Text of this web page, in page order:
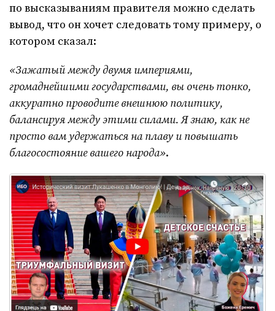
по высказываниям правителя можно сделать
вывод, что он хочет следовать тому примеру, о
котором сказал:
«Зажатый между двумя империями,
громаднейшими государствами, вы очень тонко,
аккуратно проводите внешнюю политику,
балансируя между этими силами. Я знаю, как не
просто вам удержаться на плаву и повышать
благосостояние вашего народа».